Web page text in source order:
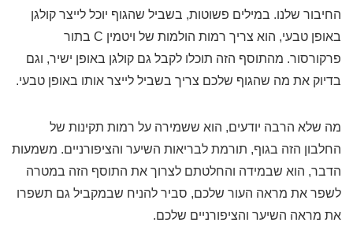
החיבור שלנו. במילים פשוטות, בשביל שהגוף יוכל לייצר קולגן
באופן טבעי, הוא צריך רמות הולמות של ויטמין C בתור
פרקורסור. מהתוסף הזה תוכלו לקבל גם קולגן באופן ישיר, וגם
בדיוק את מה שהגוף שלכם צריך בשביל לייצר אותו באופן טבעי.
מה שלא הרבה יודעים, הוא ששמירה על רמות תקינות של
החלבון הזה בגוף, תורמת לבריאות השיער והציפורניים. משמעות
הדבר, הוא שבמידה והחלטתם לצרוך את התוסף הזה במטרה
לשפר את מראה העור שלכם, סביר להניח שבמקביל גם תשפרו
את מראה השיער והציפורניים שלכם.